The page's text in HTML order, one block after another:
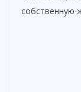
собственную